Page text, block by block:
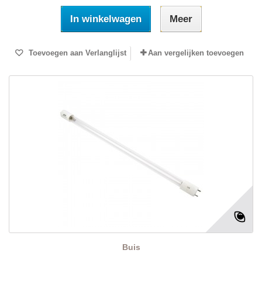
In winkelwagen Meer
Toevoegen aan Verlanglijst Aan vergelijken toevoegen
Buis